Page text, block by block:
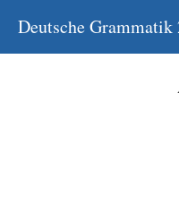
Inhalt
springen
Deutsche Grammatik